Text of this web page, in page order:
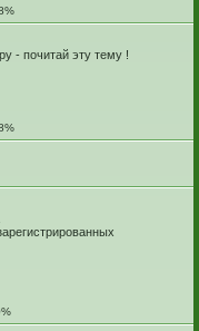
- почитай эту тему !